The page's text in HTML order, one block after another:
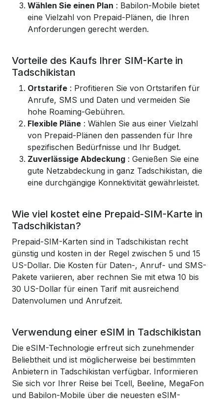
Wählen Sie einen Plan : Babilon-Mobile bietet
eine Vielzahl von Prepaid-Plänen, die Ihren
Anforderungen gerecht werden.
Vorteile des Kaufs Ihrer SIM-Karte in
Tadschikistan
Ortstarife : Profitieren Sie von Ortstarifen für
Anrufe, SMS und Daten und vermeiden Sie
hohe Roaming-Gebühren.
Flexible Pläne : Wählen Sie aus einer Vielzahl
von Prepaid-Plänen den passenden für Ihre
spezifischen Bedürfnisse und Ihr Budget.
Zuverlässige Abdeckung : Genießen Sie eine
gute Netzabdeckung in ganz Tadschikistan, die
eine durchgängige Konnektivität gewährleistet.
Wie viel kostet eine Prepaid-SIM-Karte in
Tadschikistan?
Prepaid-SIM-Karten sind in Tadschikistan recht
günstig und kosten in der Regel zwischen 5 und 15
US-Dollar. Die Kosten für Daten-, Anruf- und SMS-
Pakete variieren, aber rechnen Sie mit etwa 10 bis
30 US-Dollar für einen Tarif mit ausreichend
Datenvolumen und Anrufzeit.
Verwendung einer eSIM in Tadschikistan
Die eSIM-Technologie erfreut sich zunehmender
Beliebtheit und ist möglicherweise bei bestimmten
Anbietern in Tadschikistan verfügbar. Informieren
Sie sich vor Ihrer Reise bei Tcell, Beeline, MegaFon
und Babilon-Mobile über die neuesten eSIM-